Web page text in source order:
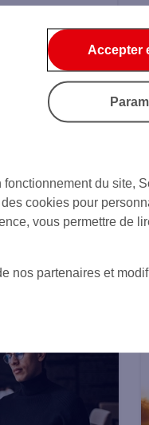
du site,
cookies pour
vous permettre de
nos partenaires et
Accepter